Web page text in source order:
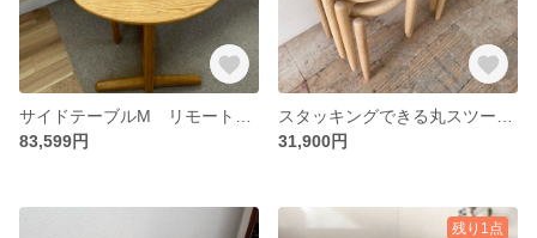
83,599円
31,900円
残り1点